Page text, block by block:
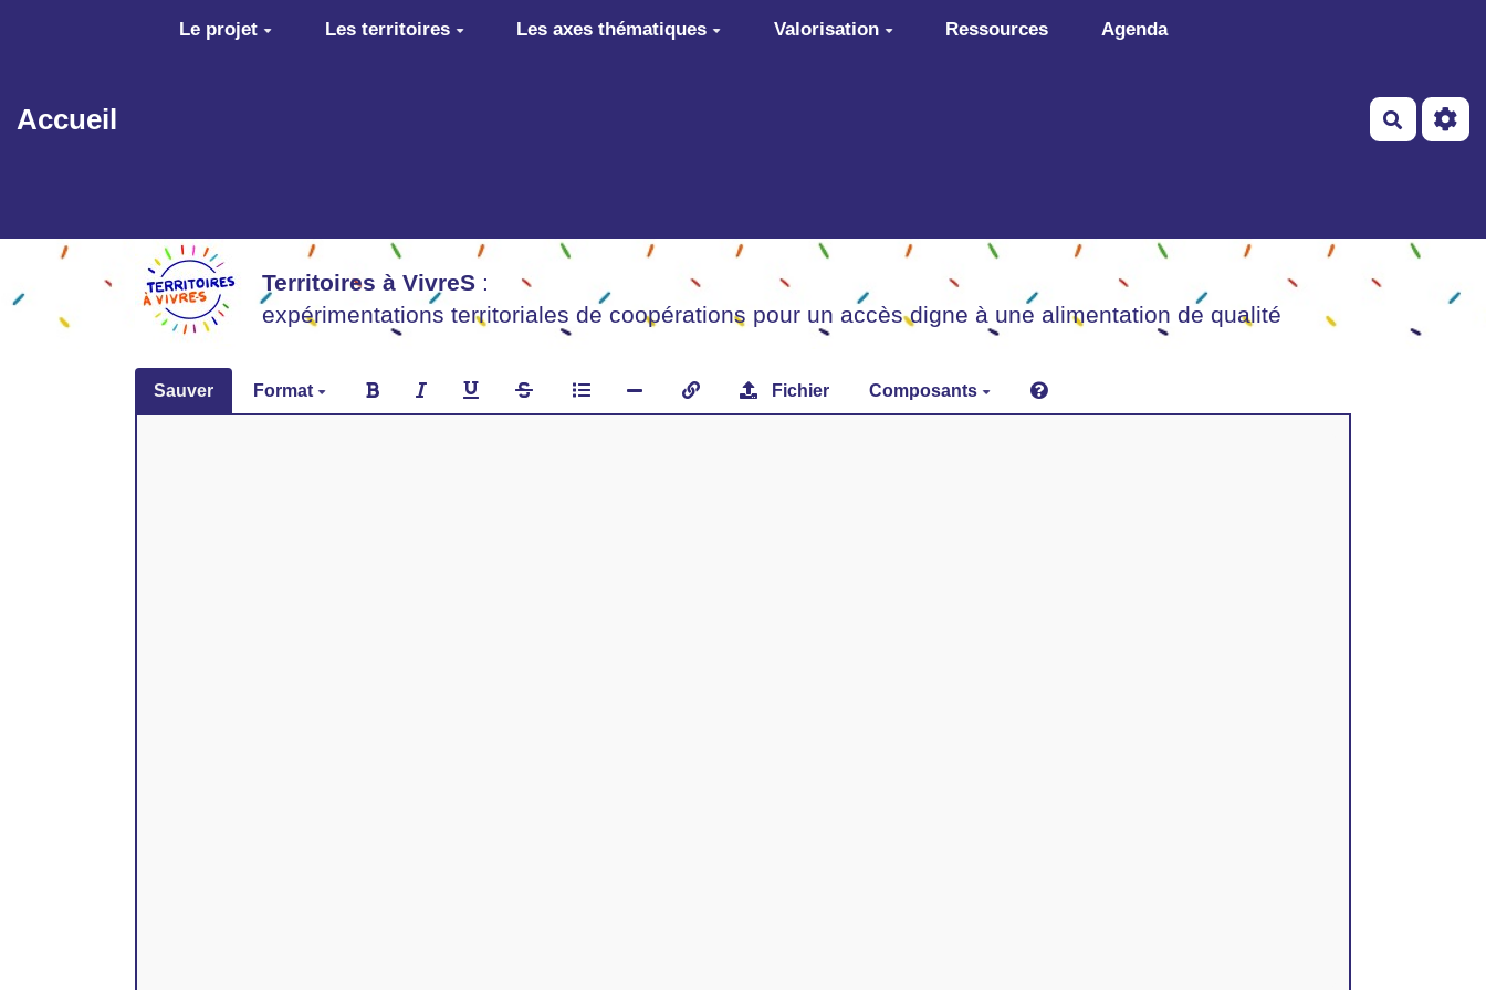
Aller au contenu principal
Accueil
Le projet Les territoires Les axes thématiques Valorisation Ressources Agenda
Territoires à VivreS :
expérimentations territoriales de coopérations pour un accès digne à une alimentation de qualité
Sauver Format Fichier Composants